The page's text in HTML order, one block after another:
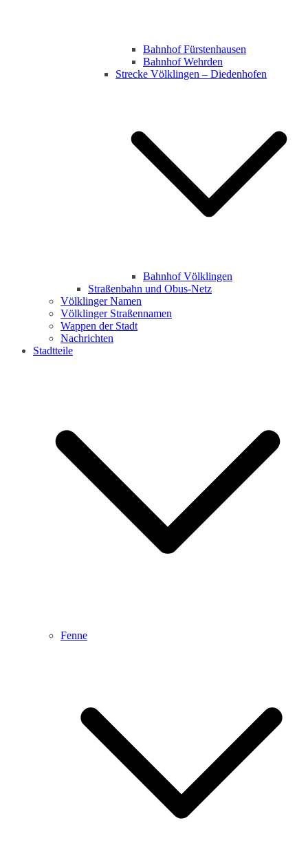
Bahnhof Fürstenhausen
Bahnhof Wehrden
Strecke Völklingen – Diedenhofen
Bahnhof Völklingen
Straßenbahn und Obus-Netz
Völklinger Namen
Völklinger Straßennamen
Wappen der Stadt
Nachrichten
Stadtteile
Fenne